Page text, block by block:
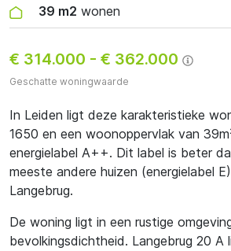
39 m2 wonen
€ 314.000 - € 362.000
Geschatte woningwaarde
In Leiden ligt deze karakteristieke
1650 en een woonoppervlak van
energielabel A++. Dit label is beter
meeste andere huizen (energielabel
Langebrug.
De woning ligt in een rustige
bevolkingsdichtheid. Langebrug 20 A